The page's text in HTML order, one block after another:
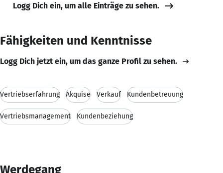
Logg Dich ein, um alle Einträge zu sehen.
Fähigkeiten und Kenntnisse
Logg Dich jetzt ein, um das ganze Profil zu sehen.
Vertriebserfahrung Akquise Verkauf Kundenbetreuung
Vertriebsmanagement Kundenbeziehung
Werdegang